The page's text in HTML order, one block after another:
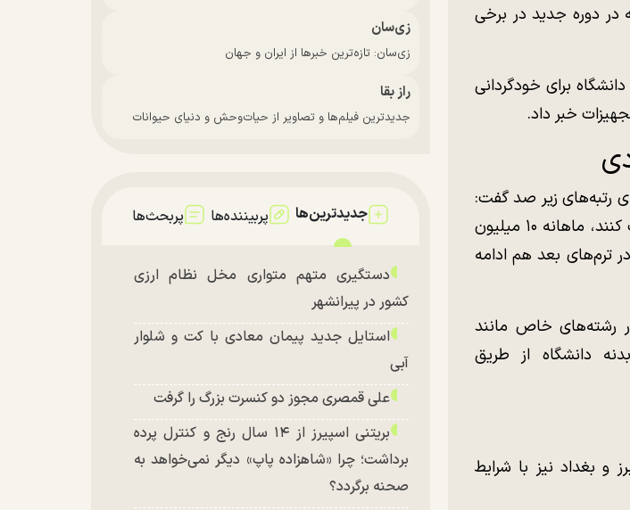
دوره جدید در برخی
برای خودگردانی
خبر داد.
رتبه‌های زیر صد گفت:
«از اول مهر ۱۴۰۵ به دانشجویان رتبه زیر ۱۰۰ که دانشگاه تهران را انتخاب کنند، ماهانه ۱۰ میلیون
ترم‌های بعد هم ادامه
علمی در رشته‌های خاص مانند
دانشگاه از طریق
بغداد نیز با شرایط
زی‌سان
زی‌سان: تازه‌ترین خبرها از ایران و جهان
راز بقا
جدیدترین فیلم‌ها و تصاویر از حیات‌وحش و دنیای حیوانات
جدیدترین‌ها پربیننده‌ها پربحث‌ها
دستگیری متهم متواری مخل نظام ارزی
کشور در پیرانشهر
استایل جدید پیمان معادی با کت و شلوار
آبی
علی قمصری مجوز دو کنسرت بزرگ را گرفت
بریتنی اسپیرز از ۱۴ سال رنج و کنترل پرده
برداشت؛ چرا «شاهزاده پاپ» دیگر نمی‌خواهد به
صحنه برگردد؟